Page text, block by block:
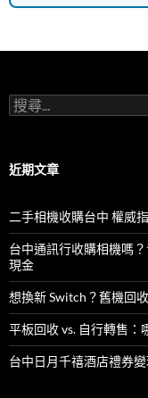
搜
尋
字:
近期文章
二手相機收購台中 權威
台中通訊行收購相機嗎
現金
想換新 Switch？舊機回
平板回收 vs. 自行轉售：
台中日月千禧酒店禮券